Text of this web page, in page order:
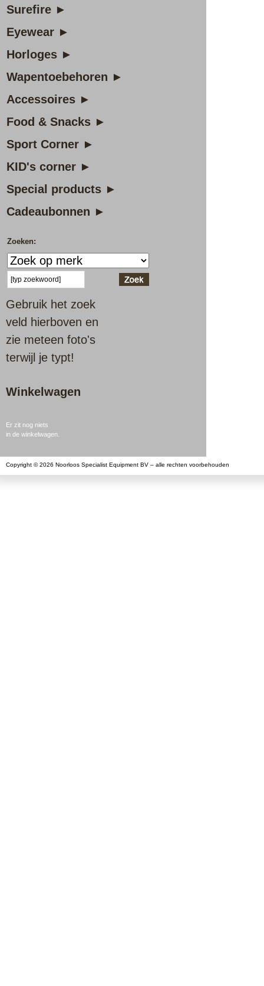
Surefire ►
Eyewear ►
Horloges ►
Wapentoebehoren ►
Accessoires ►
Food & Snacks ►
Sport Corner ►
KID's corner ►
Special products ►
Cadeaubonnen ►
Zoeken:
Gebruik het zoek
veld hierboven en
zie meteen foto's
terwijl je typt!
Winkelwagen
Er zit nog niets
in de winkelwagen.
Copyright © 2026 Noorloos Specialist Equipment BV – alle rechten voorbehouden